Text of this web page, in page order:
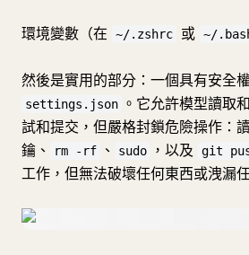
環境變數（在 ~/.zshrc 或 ~/
然後是實用的部分：一個具有安全
settings.json 。它允許模型讀取
試和提交，但嚴格封鎖危險操作：
鑰、
rm -rf 、 sudo ，以及 git
工作，但無法破壞任何東西或洩漏